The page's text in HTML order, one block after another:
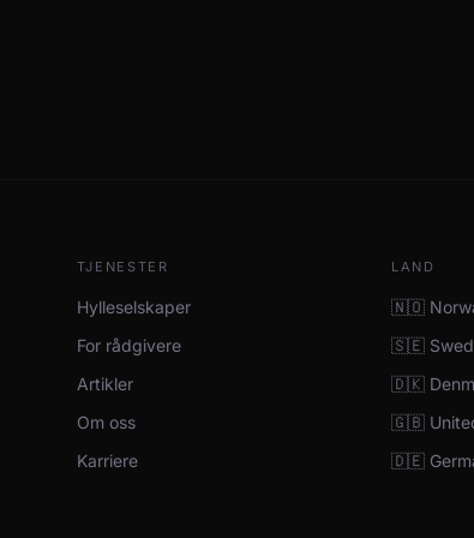
TJENESTER
Hylleselskaper
For rådgivere
Artikler
Om oss
Karriere
LAND
🇳🇴
🇸🇪
🇩🇰
🇬🇧
🇩🇪